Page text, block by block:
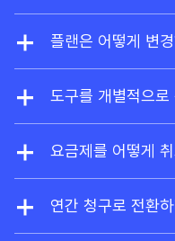
재 플랜의 한도를
계약이나 설치 비
경하거나 Ahrefs
플랜은 어떻게 변
계정 설정에서 언
이드할 수 있습니
됩니다.
도구를 개별적으
네, 브랜드 레이더
시 Ahrefs Free 계
요금제를 어떻게
언제든지 계정 설
취소하시면 구독
연간 청구로 전환